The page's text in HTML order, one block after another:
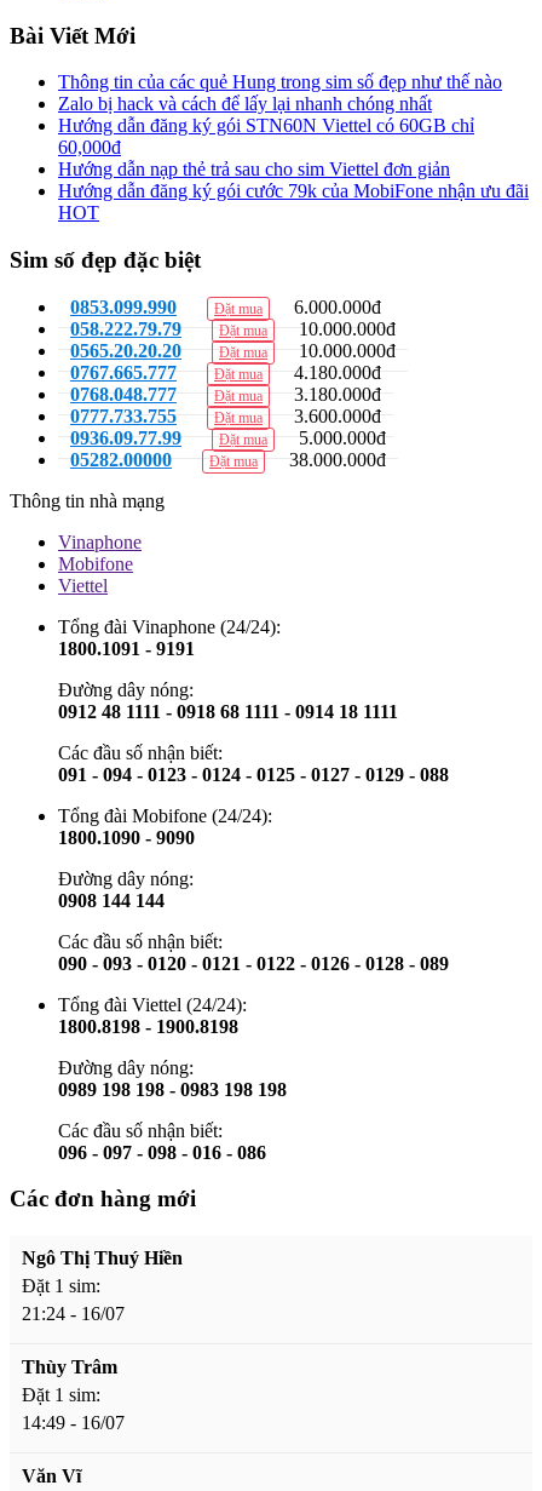
Bài Viết Mới
Thông tin của các quẻ Hung trong sim số đẹp như thế nào
Zalo bị hack và cách để lấy lại nhanh chóng nhất
Hướng dẫn đăng ký gói STN60N Viettel có 60GB chỉ
60,000đ
Hướng dẫn nạp thẻ trả sau cho sim Viettel đơn giản
Hướng dẫn đăng ký gói cước 79k của MobiFone nhận ưu đãi
HOT
Sim số đẹp đặc biệt
0853.099.990 Đặt mua
6.000.000đ
058.222.79.79
Đặt mua
10.000.000đ
0565.20.20.20
Đặt mua
10.000.000đ
0767.665.777
Đặt mua
4.180.000đ
0768.048.777
Đặt mua
3.180.000đ
0777.733.755
Đặt mua
3.600.000đ
0936.09.77.99
Đặt mua
5.000.000đ
05282.00000
Đặt mua
38.000.000đ
Thông tin nhà mạng
Vinaphone
Mobifone
Viettel
Tổng đài Vinaphone (24/24):
1800.1091 - 9191
Đường dây nóng:
0912 48 1111 - 0918 68 1111 - 0914 18 1111
Các đầu số nhận biết:
091 - 094 - 0123 - 0124 - 0125 - 0127 - 0129 - 088
Tổng đài Mobifone (24/24):
1800.1090 - 9090
Đường dây nóng:
0908 144 144
Các đầu số nhận biết:
090 - 093 - 0120 - 0121 - 0122 - 0126 - 0128 - 089
Tổng đài Viettel (24/24):
1800.8198 - 1900.8198
Đường dây nóng:
0989 198 198 - 0983 198 198
Các đầu số nhận biết:
096 - 097 - 098 - 016 - 086
Các đơn hàng mới
Ngô Thị Thuý Hiền
Đặt 1 sim:
21:24 - 16/07
Thùy Trâm
Đặt 1 sim:
14:49 - 16/07
Văn Vĩ